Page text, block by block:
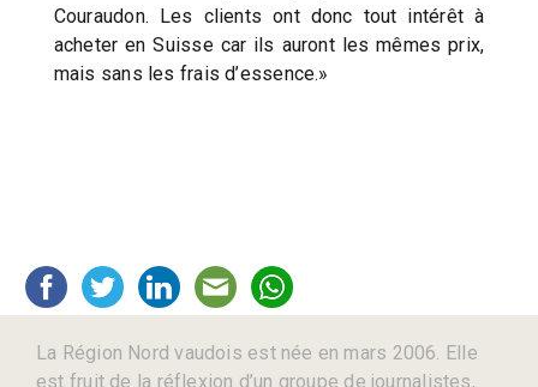
Couraudon. Les clients ont donc tout intérêt à
acheter en Suisse car ils auront les mêmes prix,
mais sans les frais d’essence.»
La Région Nord vaudois est née en mars 2006. Elle
est fruit de la réflexion d’un groupe de journalistes,